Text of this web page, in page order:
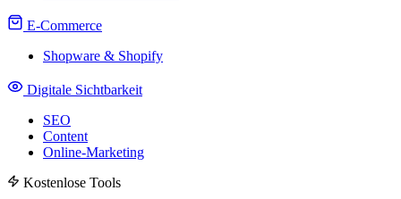
E-Commerce
Shopware & Shopify
Digitale Sichtbarkeit
SEO
Content
Online-Marketing
Kostenlose Tools